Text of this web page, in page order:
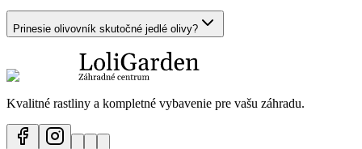
Prinesie olivovník skutočné jedlé olivy?
Kvalitné rastliny a kompletné vybavenie pre vašu záhradu.